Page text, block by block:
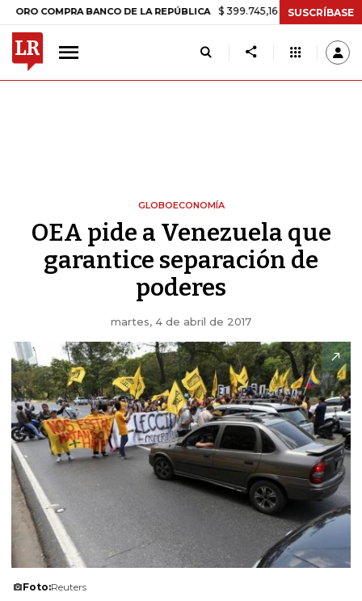
COMPRA BANCO DE LA REPÚBLICA $ 399.745,16 +$ 2.295,71 +0,58%
SUSCRÍBASE
GLOBOECONOMÍA
OEA pide a Venezuela que
garantice separación de
poderes
martes, 4 de abril de 2017
Foto:Reuters